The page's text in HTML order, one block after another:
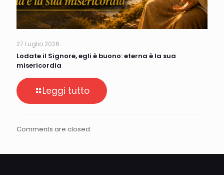
27 Luglio 2026
Lodate il Signore, egli è buono: eterna è la sua
misericordia
Leggi tutto
Comments are closed.